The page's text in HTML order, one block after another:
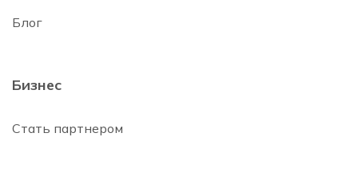
Блог
Бизнес
Стать партнером